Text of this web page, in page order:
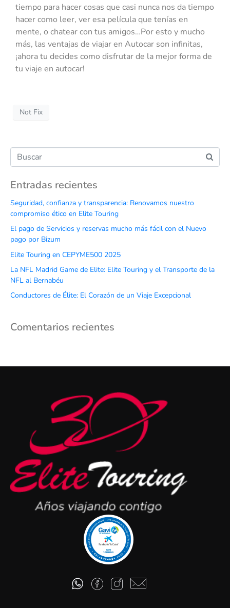
tiempo para hacer cosas que casi nunca nos da tiempo
hacer como leer, ver esa película que tenías en
mente, o chatear con tus amigos…Por esto y mucho
más, las ventajas de viajar en Autocar son infinitas,
¡ahora tu decides como disfrutar de la mejor forma de
tu viaje en autocar!
Not Fix
Entradas recientes
Seguridad, confianza y transparencia: Renovamos nuestro
compromiso ético en Elite Touring
El pago de Servicios y reservas mucho más fácil con el Nuevo
pago por Bizum
Elite Touring en CEPYME500 2025
La NFL Madrid Game de Elite: Elite Touring y el Transporte de la
NFL al Bernabéu
Conductores de Élite: El Corazón de un Viaje Excepcional
Comentarios recientes